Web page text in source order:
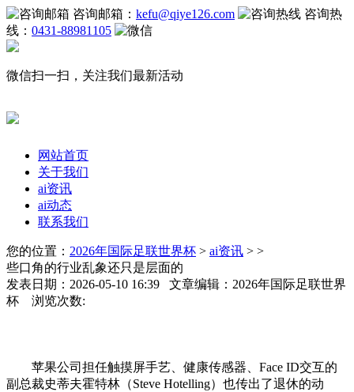
咨询邮箱： kefu@qiye126.com
咨询热
线： 0431-88981105
微信扫一扫，关注我们最新活动
网站首页
关于我们
ai资讯
ai动态
联系我们
您的位置： 2026年国际足联世界杯 > ai资讯 > >
些口角的行业乱象还只是层面的
发表日期：2026-05-10 16:39 文章编辑：2026年国际足联世界
杯 浏览次数:
苹果公司担任触摸屏手艺、健康传感器、Face ID交互的
副总裁史蒂夫霍特林（Steve Hotelling）也传出了退休的动